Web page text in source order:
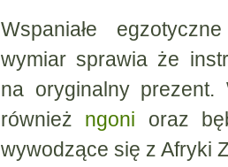
Wspaniałe
wymiar sprawia że
na oryginalny
również ngoni oraz
wywodzące się z Afryki